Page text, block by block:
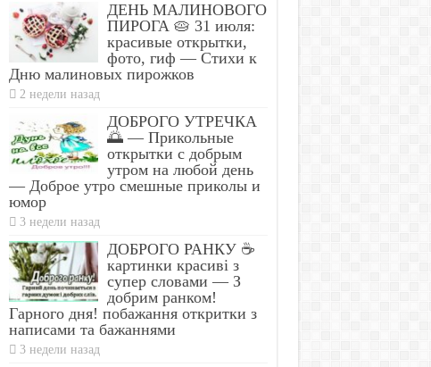
ДЕНЬ МАЛИНОВОГО
ПИРОГА 🥧 31 июля:
красивые открытки,
фото, гиф — Стихи к
Дню малиновых пирожков
2 недели назад
ДОБРОГО УТРЕЧКА
🌅 — Прикольные
открытки с добрым
утром на любой день
— Доброе утро смешные приколы и
юмор
3 недели назад
ДОБРОГО РАНКУ ☕
картинки красиві з
супер словами — З
добрим ранком!
Гарного дня! побажання откритки з
написами та бажаннями
3 недели назад